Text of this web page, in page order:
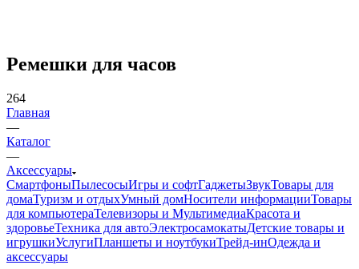
Ремешки для часов
264
Главная
—
Каталог
—
Аксессуары
СмартфоныПылесосыИгры и софтГаджетыЗвукТовары для
домаТуризм и отдыхУмный домНосители информацииТовары
для компьютераТелевизоры и МультимедиаКрасота и
здоровьеТехника для автоЭлектросамокатыДетские товары и
игрушкиУслугиПланшеты и ноутбукиТрейд-инОдежда и
аксессуары